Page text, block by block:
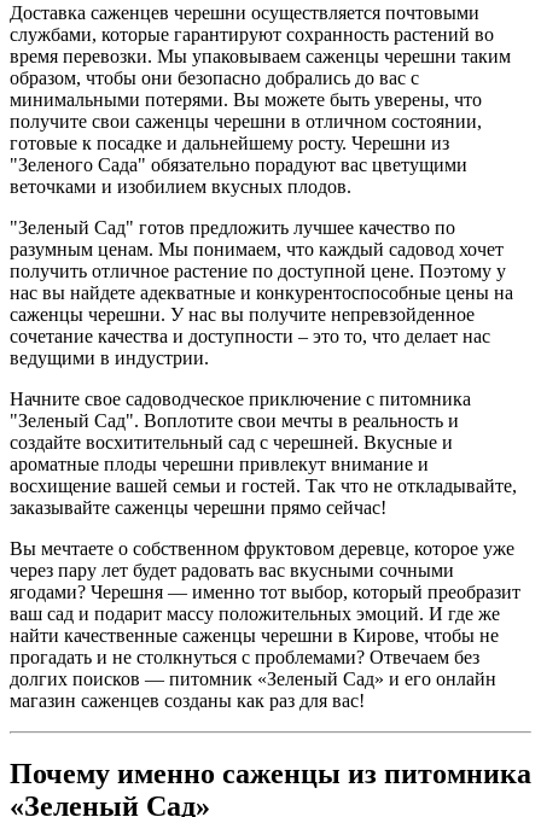
Доставка саженцев черешни осуществляется почтовыми
службами, которые гарантируют сохранность растений во
время перевозки. Мы упаковываем саженцы черешни таким
образом, чтобы они безопасно добрались до вас с
минимальными потерями. Вы можете быть уверены, что
получите свои саженцы черешни в отличном состоянии,
готовые к посадке и дальнейшему росту. Черешни из
"Зеленого Сада" обязательно порадуют вас цветущими
веточками и изобилием вкусных плодов.
"Зеленый Сад" готов предложить лучшее качество по
разумным ценам. Мы понимаем, что каждый садовод хочет
получить отличное растение по доступной цене. Поэтому у
нас вы найдете адекватные и конкурентоспособные цены на
саженцы черешни. У нас вы получите непревзойденное
сочетание качества и доступности – это то, что делает нас
ведущими в индустрии.
Начните свое садоводческое приключение с питомника
"Зеленый Сад". Воплотите свои мечты в реальность и
создайте восхитительный сад с черешней. Вкусные и
ароматные плоды черешни привлекут внимание и
восхищение вашей семьи и гостей. Так что не откладывайте,
заказывайте саженцы черешни прямо сейчас!
Вы мечтаете о собственном фруктовом деревце, которое уже
через пару лет будет радовать вас вкусными сочными
ягодами? Черешня — именно тот выбор, который преобразит
ваш сад и подарит массу положительных эмоций. И где же
найти качественные саженцы черешни в Кирове, чтобы не
прогадать и не столкнуться с проблемами? Отвечаем без
долгих поисков — питомник «Зеленый Сад» и его онлайн
магазин саженцев созданы как раз для вас!
Почему именно саженцы из питомника
«Зеленый Сад»